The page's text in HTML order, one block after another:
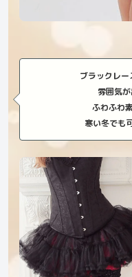
ブラックレ
雰囲気
ふわふわ
寒い冬でも